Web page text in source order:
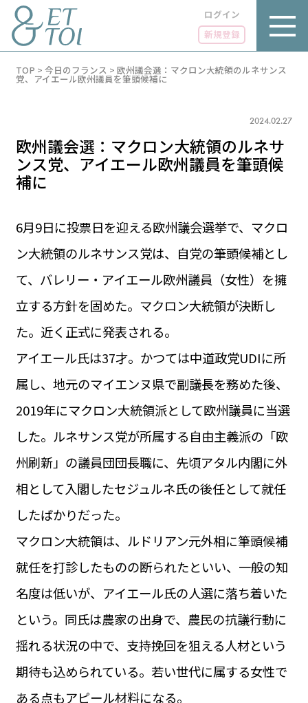
ログイン
新規登録
リュクス
GOURMET
グルメ
ライフスタイル
BUSINESS
ビジネス・キャリア
フランス生活
TAG
タグ
#トゥールーズ Toulouse
#レンタカー
#フランス旅行
#パリ
#お土産 #トリビア
#データで読み解くフランス
#フランス郵便情報
#フランス交通機関
#求人
#カルカッソンヌ Carcassonne
#サステナブル
#フランス生活
#レシピ
#アルザス地方
#フランスの地方
#歴史
#お菓子 #SDGs #アート #車生活
PARIS 14℃ / 12℃
1€＝182.37円
エトワとは
お問い合わせ
広告掲載
サイトポリシー
TOP > 今日のフランス > 欧州議会選：マクロン大統領のルネサンス
党、アイエール欧州議員を筆頭候補に
2024.02.27
欧州議会選：マクロン大統領のルネサ
ンス党、アイエール欧州議員を筆頭候
補に
6月9日に投票日を迎える欧州議会選挙で、マクロ
ン大統領のルネサンス党は、自党の筆頭候補とし
て、バレリー・アイエール欧州議員（女性）を擁
立する方針を固めた。マクロン大統領が決断し
た。近く正式に発表される。
アイエール氏は37才。かつては中道政党UDIに所
属し、地元のマイエンヌ県で副議長を務めた後、
2019年にマクロン大統領派として欧州議員に当選
した。ルネサンス党が所属する自由主義派の「欧
州刷新」の議員団団長職に、先頃アタル内閣に外
相として入閣したセジュルネ氏の後任として就任
したばかりだった。
マクロン大統領は、ルドリアン元外相に筆頭候補
就任を打診したものの断られたといい、一般の知
名度は低いが、アイエール氏の人選に落ち着いた
という。同氏は農家の出身で、農民の抗議行動に
揺れる状況の中で、支持挽回を狙える人材という
期待も込められている。若い世代に属する女性で
ある点もアピール材料になる。